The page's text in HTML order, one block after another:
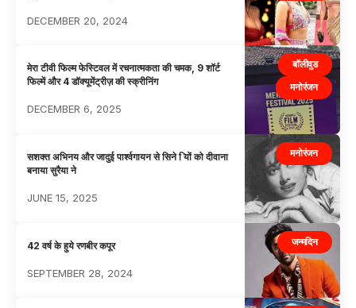
DECEMBER 20, 2024
बॉलीवुड
मनोरंजन
मेरा टीवी फिल्म फेस्टिवल में रचनात्मकता की चमक, 9 शॉर्ट
फिल्में और 4 डॉक्यूमेंट्रीज़ की स्क्रीनिंग
DECEMBER 6, 2025
मनोरंजन
सशक्त अभिनय और जादुई पार्श्वगायन से सिने ियों को दीवाना
बनाया सुरैया ने
JUNE 15, 2025
जन्मदिन
42 वर्ष के हुये रणबीर कपूर
SEPTEMBER 28, 2024